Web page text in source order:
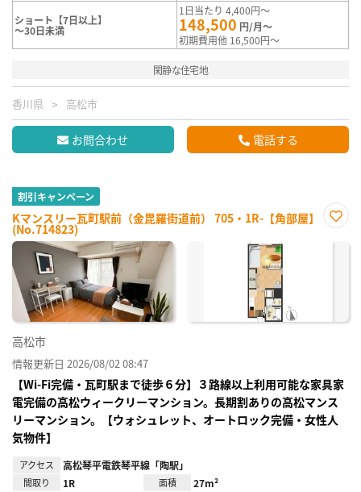
ショート【7日以上】
～30日未満
1日当たり 4,400円～
148,500 円/月～
初期費用他 16,500円～
閑静な住宅地
香川県 高松市
お問合わせ 電話する
割引キャンペーン
Kマンスリー瓦町駅前（金毘羅街道前） 705・1R-【角部屋】
(No.714823)
に入
高松市
情報更新日 2026/08/02 08:47
【Wi-Fi完備・瓦町駅まで徒歩６分】３路線以上利用可能な家具家
電完備の高松ウィークリーマンション。長期割ありの高松マンス
リーマンション。【ウォシュレット、オートロック完備・女性人
気物件】
アクセス 高松琴平電鉄琴平線「陶駅」
間取り 1R 面積 27m²